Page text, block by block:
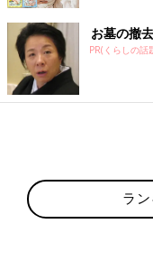
お墓の撤
PR(くらしの話
ラ